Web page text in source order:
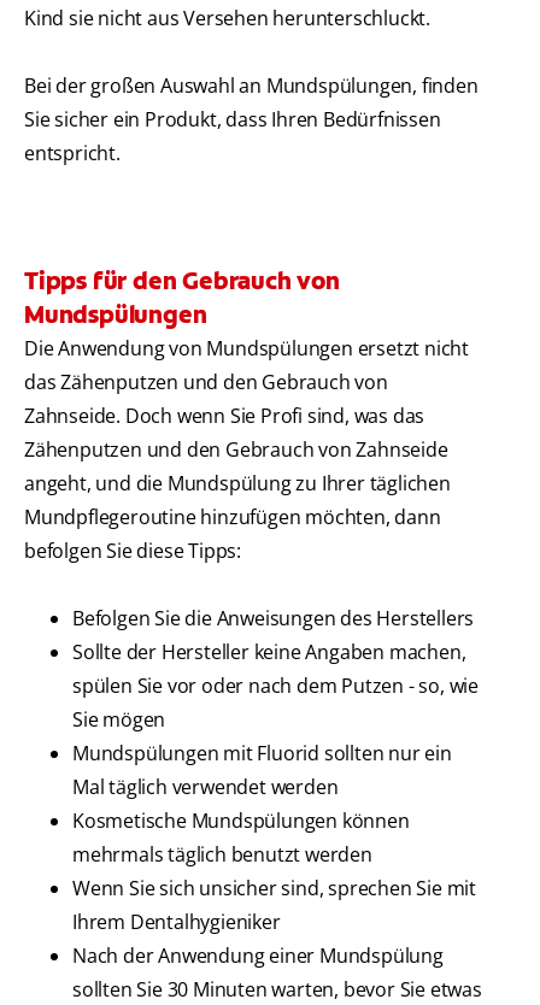
Kind sie nicht aus Versehen herunterschluckt.
Bei der großen Auswahl an Mundspülungen, finden
Sie sicher ein Produkt, dass Ihren Bedürfnissen
entspricht.
Tipps für den Gebrauch von
Mundspülungen
Die Anwendung von Mundspülungen ersetzt nicht
das Zähenputzen und den Gebrauch von
Zahnseide. Doch wenn Sie Profi sind, was das
Zähenputzen und den Gebrauch von Zahnseide
angeht, und die Mundspülung zu Ihrer täglichen
Mundpflegeroutine hinzufügen möchten, dann
befolgen Sie diese Tipps:
Befolgen Sie die Anweisungen des Herstellers
Sollte der Hersteller keine Angaben machen,
spülen Sie vor oder nach dem Putzen - so, wie
Sie mögen
Mundspülungen mit Fluorid sollten nur ein
Mal täglich verwendet werden
Kosmetische Mundspülungen können
mehrmals täglich benutzt werden
Wenn Sie sich unsicher sind, sprechen Sie mit
Ihrem Dentalhygieniker
Nach der Anwendung einer Mundspülung
sollten Sie 30 Minuten warten, bevor Sie etwas